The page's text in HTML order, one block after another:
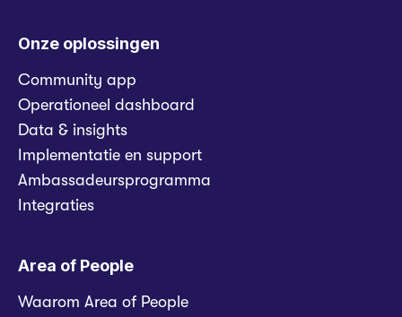
Onze oplossingen
Community app
Operationeel dashboard
Data & insights
Implementatie en support
Ambassadeursprogramma
Integraties
Area of People
Waarom Area of People